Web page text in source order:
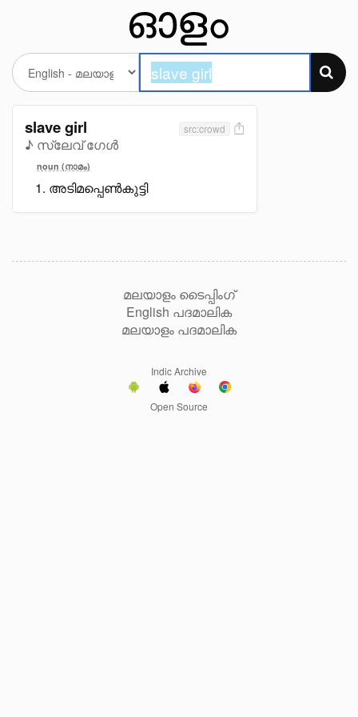
slave girl
♪ സ്ലേവ് ഗേൾ
src:crowd
noun (നാമം)
അടിമപ്പെൺകുട്ടി
മലയാളം ടൈപ്പിംഗ്
English പദമാലിക
മലയാളം പദമാലിക
Indic Archive
Open Source